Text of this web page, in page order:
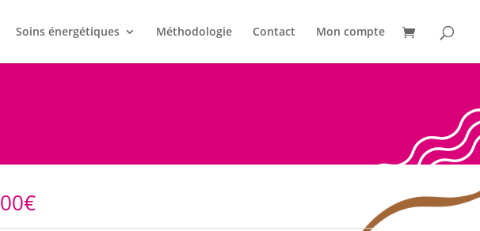
Soins énergétiques Méthodologie Contact Mon compte
€